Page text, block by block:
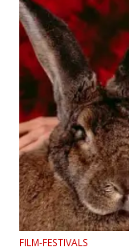
FILM-FESTIVALS